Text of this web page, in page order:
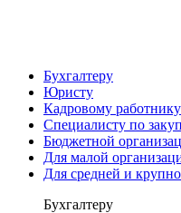
Бухгалтеру
Юристу
Кадровому работнику
Специалисту по
Бюджетной
Для малой
Для средней и
Бухгалтеру